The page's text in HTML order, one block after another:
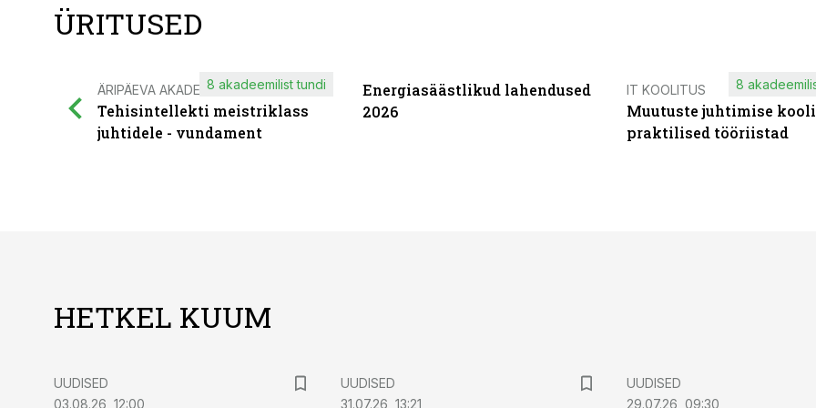
ÜRITUSED
ÄRIPÄEVA AKADEEMIA
Tehisintellekti meistriklass
juhtidele - vundament
8 akadeemilist tundi
Energiasäästlikud lahendused
2026
IT KOOLITUS
Muutuste juhtimise
praktilised tööriistad
8
HETKEL KUUM
UUDISED
03.08.26, 12:00
UUDISED
31.07.26, 13:21
UUDISED
29.07.26, 09:30